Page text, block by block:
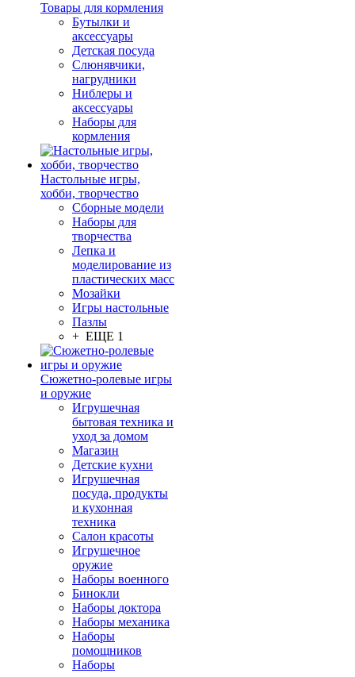
Товары для кормления
Бутылки и
аксессуары
Детская посуда
Слюнявчики,
нагрудники
Ниблеры и
аксессуары
Наборы для
кормления
Настольные игры,
хобби, творчество
Сборные модели
Наборы для
творчества
Лепка и
моделирование из
пластических масс
Мозайки
Игры настольные
Пазлы
+ ЕЩЕ 1
Сюжетно-ролевые игры
и оружие
Игрушечная
бытовая техника и
уход за домом
Магазин
Детские кухни
Игрушечная
посуда, продукты
и кухонная
техника
Салон красоты
Игрушечное
оружие
Наборы военного
Бинокли
Наборы доктора
Наборы механика
Наборы
помощников
Наборы